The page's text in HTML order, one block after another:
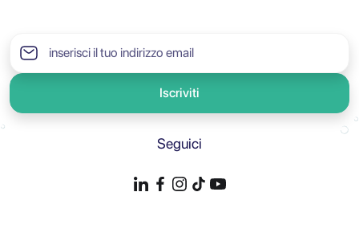
Iscriviti
Seguici